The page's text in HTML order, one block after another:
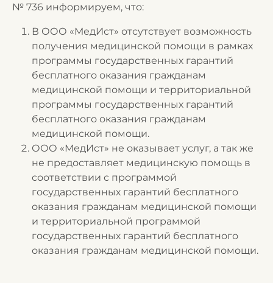
№ 736 информируем, что:
В ООО «МедИст» отсутствует возможность
получения медицинской помощи в рамках
программы государственных гарантий
бесплатного оказания гражданам
медицинской помощи и территориальной
программы государственных гарантий
бесплатного оказания гражданам
медицинской помощи.
ООО «МедИст» не оказывает услуг, а так же
не предоставляет медицинскую помощь в
соответствии с программой
государственных гарантий бесплатного
оказания гражданам медицинской помощи
и территориальной программой
государственных гарантий бесплатного
оказания гражданам медицинской помощи.